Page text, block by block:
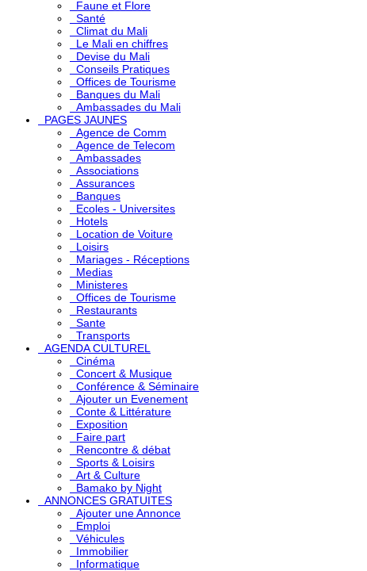
Faune et Flore
Santé
Climat du Mali
Le Mali en chiffres
Devise du Mali
Conseils Pratiques
Offices de Tourisme
Banques du Mali
Ambassades du Mali
PAGES JAUNES
Agence de Comm
Agence de Telecom
Ambassades
Associations
Assurances
Banques
Ecoles - Universites
Hotels
Location de Voiture
Loisirs
Mariages - Réceptions
Medias
Ministeres
Offices de Tourisme
Restaurants
Sante
Transports
AGENDA CULTUREL
Cinéma
Concert & Musique
Conférence & Séminaire
Ajouter un Evenement
Conte & Littérature
Exposition
Faire part
Rencontre & débat
Sports & Loisirs
Art & Culture
Bamako by Night
ANNONCES GRATUITES
Ajouter une Annonce
Emploi
Véhicules
Immobilier
Informatique